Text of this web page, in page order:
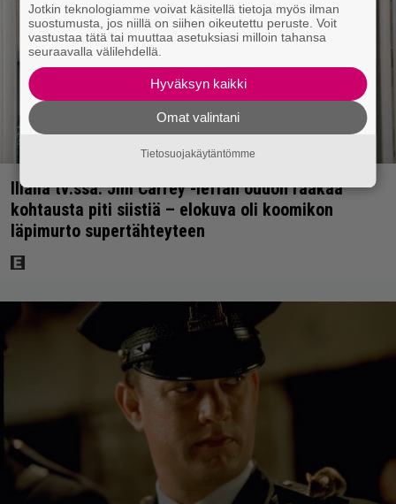
Illalla tv:ssä: Jim Carrey -leffan oudon raakaa
kohtausta piti siistiä – elokuva oli koomikon
läpimurto supertähteyteen
Jotkin teknologiamme voivat käsitellä tietoja myös ilman
suostumusta, jos niillä on siihen oikeutettu peruste. Voit
vastustaa tätä tai muuttaa asetuksiasi milloin tahansa
seuraavalla välilehdellä.
Hyväksyn kaikki
Omat valintani
Tietosuojakäytäntömme